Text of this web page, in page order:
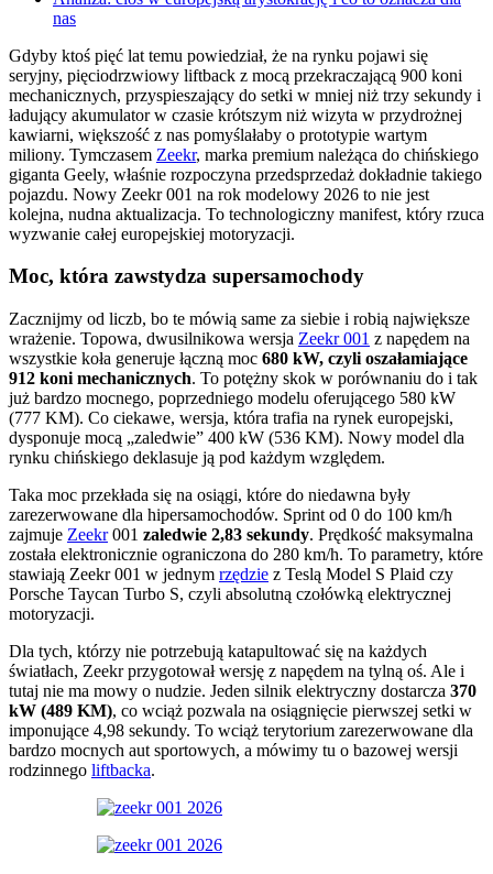
nas
Gdyby ktoś pięć lat temu powiedział, że na rynku pojawi się
seryjny, pięciodrzwiowy liftback z mocą przekraczającą 900 koni
mechanicznych, przyspieszający do setki w mniej niż trzy sekundy i
ładujący akumulator w czasie krótszym niż wizyta w przydrożnej
kawiarni, większość z nas pomyślałaby o prototypie wartym
miliony. Tymczasem Zeekr, marka premium należąca do chińskiego
giganta Geely, właśnie rozpoczyna przedsprzedaż dokładnie takiego
pojazdu. Nowy Zeekr 001 na rok modelowy 2026 to nie jest
kolejna, nudna aktualizacja. To technologiczny manifest, który rzuca
wyzwanie całej europejskiej motoryzacji.
Moc, która zawstydza supersamochody
Zacznijmy od liczb, bo te mówią same za siebie i robią największe
wrażenie. Topowa, dwusilnikowa wersja Zeekr 001 z napędem na
wszystkie koła generuje łączną moc 680 kW, czyli oszałamiające
912 koni mechanicznych. To potężny skok w porównaniu do i tak
już bardzo mocnego, poprzedniego modelu oferującego 580 kW
(777 KM). Co ciekawe, wersja, która trafia na rynek europejski,
dysponuje mocą „zaledwie” 400 kW (536 KM). Nowy model dla
rynku chińskiego deklasuje ją pod każdym względem.
Taka moc przekłada się na osiągi, które do niedawna były
zarezerwowane dla hipersamochodów. Sprint od 0 do 100 km/h
zajmuje Zeekr001 zaledwie 2,83 sekundy. Prędkość maksymalna
została elektronicznie ograniczona do 280 km/h. To parametry, które
stawiają Zeekr 001 w jednym rzędzie z Teslą Model S Plaid czy
Porsche Taycan Turbo S, czyli absolutną czołówką elektrycznej
motoryzacji.
Dla tych, którzy nie potrzebują katapultować się na każdych
światłach, Zeekr przygotował wersję z napędem na tylną oś. Ale i
tutaj nie ma mowy o nudzie. Jeden silnik elektryczny dostarcza 370
kW (489 KM), co wciąż pozwala na osiągnięcie pierwszej setki w
imponujące 4,98 sekundy. To wciąż terytorium zarezerwowane dla
bardzo mocnych aut sportowych, a mówimy tu o bazowej wersji
rodzinnego liftbacka.